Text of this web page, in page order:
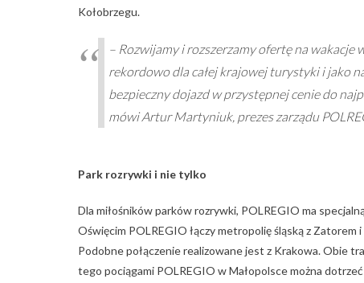
Kołobrzegu.
– Rozwijamy i rozszerzamy ofertę na wakacje
rekordowo dla całej krajowej turystyki i jako
bezpieczny dojazd w przystępnej cenie do
mówi Artur Martyniuk, prezes zarządu
Park rozrywki i nie tylko
Dla miłośników parków rozrywki, POLREGIO ma
Oświęcim POLREGIO łączy metropolię śląską z
Podobne połączenie realizowane jest z Krakowa. Obie
tego pociągami POLREGIO w Małopolsce można